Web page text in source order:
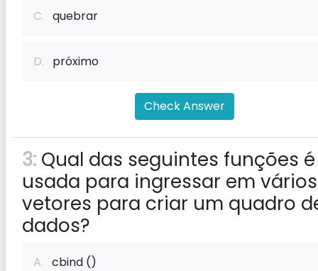
C. quebrar
D. próximo
Check Answer
3: Qual das seguintes funções é
usada para ingressar em vários
vetores para criar um quadro
dados?
A. cbind ()